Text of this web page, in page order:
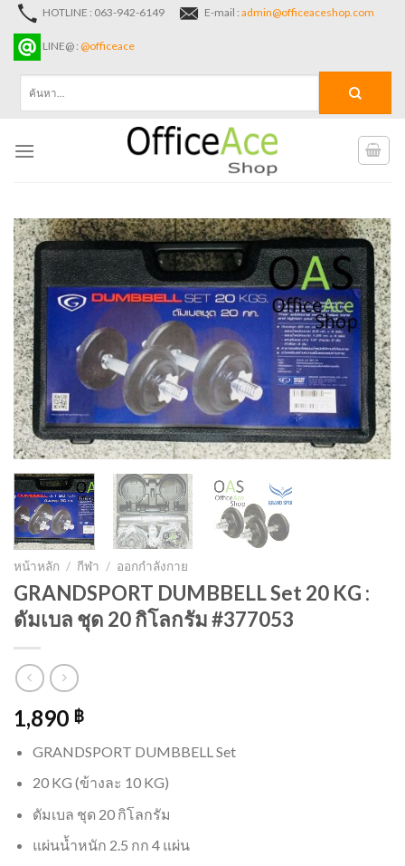
Skip
content
HOTLINE : 063-942-6149 E-mail : admin@officeaceshop.com
LINE@ : @officeace
หน้าหลัก / กีฬา / ออกกำลังกาย
GRANDSPORT DUMBBELL Set 20 KG :
ดัมเบล ชุด 20 กิโลกรัม #377053
1,890 ฿
GRANDSPORT DUMBBELL Set
20 KG (ข้างละ 10 KG)
ดัมเบล ชุด 20 กิโลกรัม
แผ่นน้ำหนัก 2.5 กก 4 แผ่น